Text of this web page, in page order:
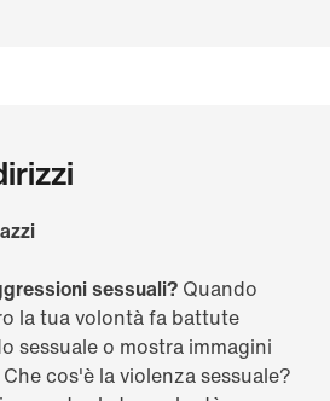
sessuali? Quando
la tua volontà fa battute
sessuale o mostra immagini
cos'è la violenza sessuale?